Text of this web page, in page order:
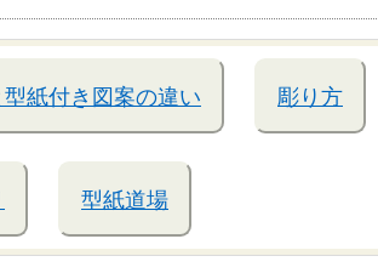
紙付き図案の違い 彫り方
型紙道場